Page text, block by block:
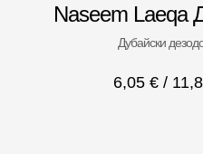
Naseem Laeqa
Дубайски
6,05 €/